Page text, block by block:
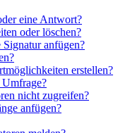
eine Antwort?
oder löschen?
anfügen?
erstellen?
Umfrage?
nicht zugreifen?
anfügen?